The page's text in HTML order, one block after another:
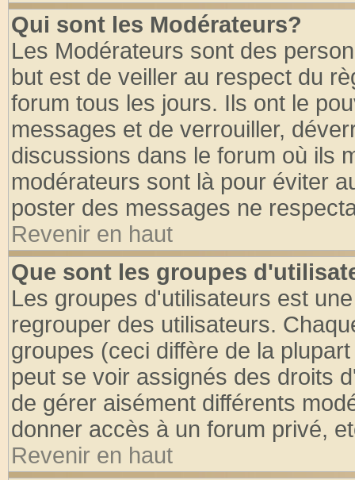
Qui sont les Modérateurs?
Les Modérateurs sont des
but est de veiller au respect du
forum tous les jours. Ils ont le
messages et de verrouiller,
discussions dans le forum où ils
modérateurs sont là pour éviter
poster des messages ne
Revenir en haut
Que sont les groupes
Les groupes d'utilisateurs est
regrouper des utilisateurs.
groupes (ceci diffère de la
peut se voir assignés des droits
de gérer aisément différents
donner accès à un forum privé,
Revenir en haut